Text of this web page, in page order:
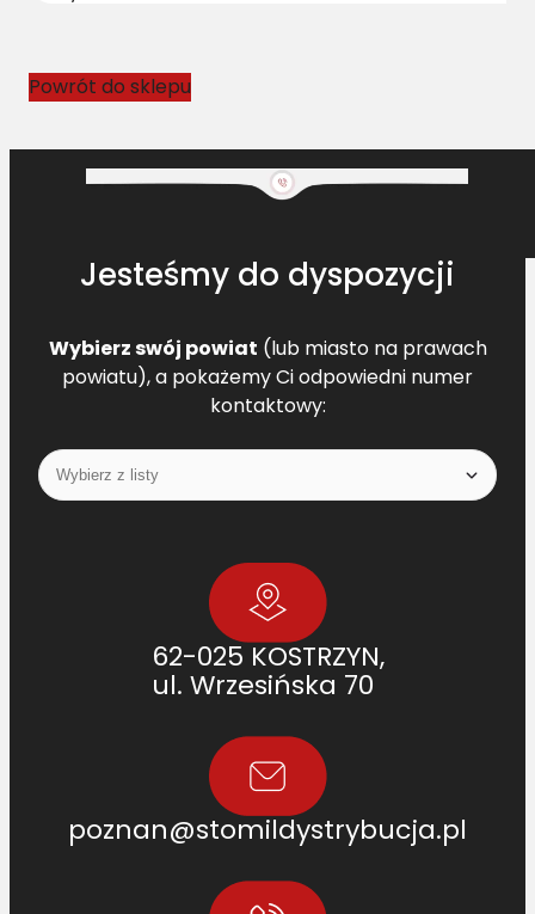
C
L
Powrót do sklepu
Jesteśmy do dyspozycji
Wybierz swój powiat (lub miasto na prawach
powiatu), a pokażemy Ci odpowiedni numer
kontaktowy:
62-025 KOSTRZYN,
ul. Wrzesińska 70
poznan@stomildystrybucja.pl